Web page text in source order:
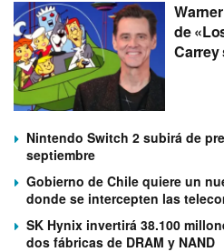
de
Carrey
Nintendo Switch 2 subirá de
septiembre
Gobierno de Chile quiere un
donde se intercepten las
SK Hynix invertirá 38.100
dos fábricas de DRAM y NAND